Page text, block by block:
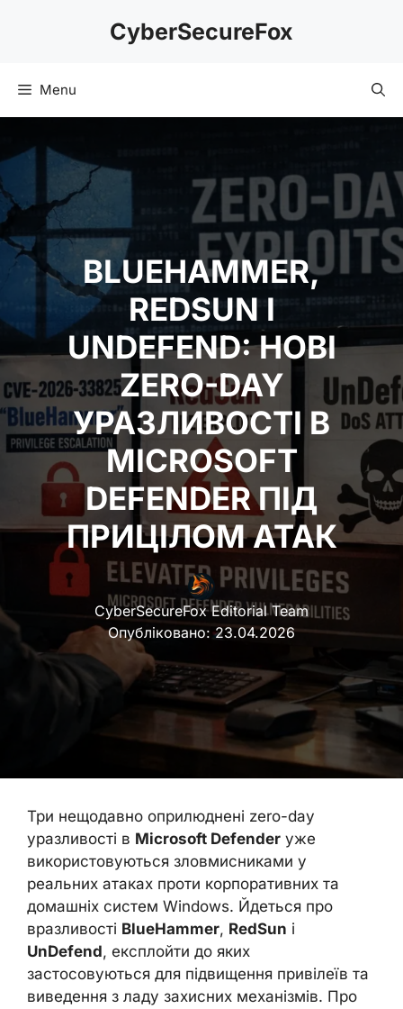
CyberSecureFox
Menu
BLUEHAMMER,
REDSUN І
UNDEFEND: НОВІ
ZERO-DAY
УРАЗЛИВОСТІ В
MICROSOFT
DEFENDER ПІД
ПРИЦІЛОМ АТАК
CyberSecureFox Editorial Team
Опубліковано:23.04.2026
Три нещодавно оприлюднені zero-day
уразливості в Microsoft Defender уже
використовуються зловмисниками у
реальних атаках проти корпоративних та
домашніх систем Windows. Йдеться про
вразливості BlueHammer, RedSun і
UnDefend, експлойти до яких
застосовуються для підвищення привілеїв та
виведення з ладу захисних механізмів. Про